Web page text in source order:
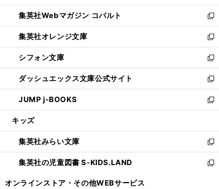
開
く
ウ
で
開
く
ン
ド
ウ
で
開
く
ウ
ィ
ン
ド
ウ
で
開
く
集英社Webマガジン コバルト
新
し
い
ウ
ィ
ン
ド
ウ
で
開
集英社オレンジ文庫
新
し
い
ウ
ィ
ン
ド
ウ
開
く
シフォン文庫
新
し
い
ウ
ィ
ン
ウ
で
開
く
ダッシュエックス文庫公式サイト
新
し
い
ウ
ン
ド
ウ
で
JUMP j-BOOKS
新
し
ウ
ィ
ン
ド
キッズ
集英社みらい文庫
新
し
い
集英社の児童図書 S-KIDS.LAND
新
オンラインストア・ その他WEBサービス